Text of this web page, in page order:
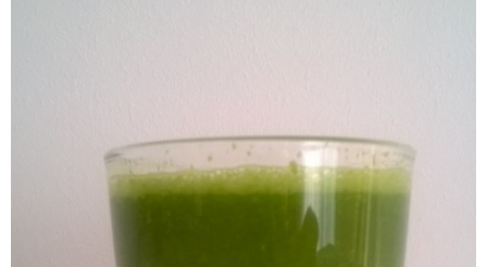
Abnehmspritze und Ernährungsberatung